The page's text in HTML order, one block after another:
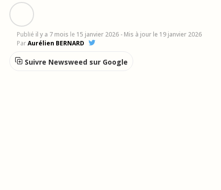
Publié il y a 7 mois le 15 janvier 2026 - Mis à jour le 19 janvier 2026
ParAurélien BERNARD
Suivre Newsweed sur Google